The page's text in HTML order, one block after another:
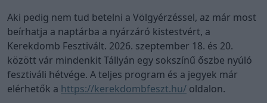
Aki pedig nem tud betelni a Völgyérzéssel, az már most
beírhatja a naptárba a nyárzáró kistestvért, a
Kerekdomb Fesztivált. 2026. szeptember 18. és 20.
között vár mindenkit Tállyán egy sokszínű őszbe nyúló
fesztiváli hétvége. A teljes program és a jegyek már
elérhetők a https://kerekdombfeszt.hu/ oldalon.